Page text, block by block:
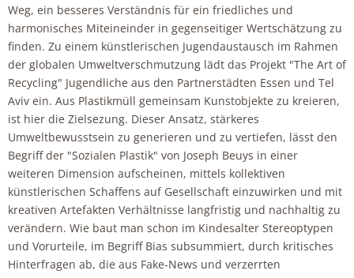
Weg, ein besseres Verständnis für ein friedliches und
harmonisches Miteineinder in gegenseitiger Wertschätzung zu
finden. Zu einem künstlerischen Jugendaustausch im Rahmen
der globalen Umweltverschmutzung lädt das Projekt "The Art of
Recycling" Jugendliche aus den Partnerstädten Essen und Tel
Aviv ein. Aus Plastikmüll gemeinsam Kunstobjekte zu kreieren,
ist hier die Zielsezung. Dieser Ansatz, stärkeres
Umweltbewusstsein zu generieren und zu vertiefen, lässt den
Begriff der "Sozialen Plastik" von Joseph Beuys in einer
weiteren Dimension aufscheinen, mittels kollektiven
künstlerischen Schaffens auf Gesellschaft einzuwirken und mit
kreativen Artefakten Verhältnisse langfristig und nachhaltig zu
verändern. Wie baut man schon im Kindesalter Stereoptypen
und Vorurteile, im Begriff Bias subsummiert, durch kritisches
Hinterfragen ab, die aus Fake-News und verzerrten